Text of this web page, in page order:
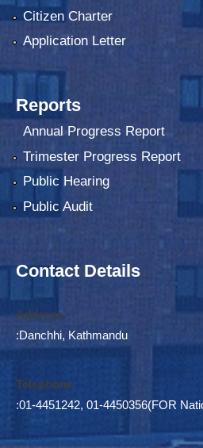
Citizen Charter
Application Letter
Reports
Annual Progress Report
Trimester Progress Report
Public Hearing
Public Audit
Contact Details
Address
:Danchhi, Kathmandu
Telephone
:01-4451242, 01-4450356(FOR